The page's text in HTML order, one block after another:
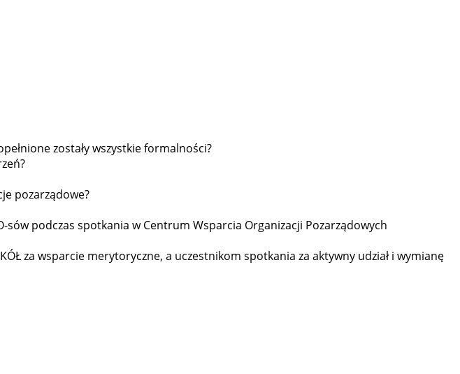
zostały wszystkie formalności?
pozarządowe?
podczas spotkania w Centrum Wsparcia Organizacji Pozarządowych
za wsparcie merytoryczne, a uczestnikom spotkania za aktywny udział i wymianę